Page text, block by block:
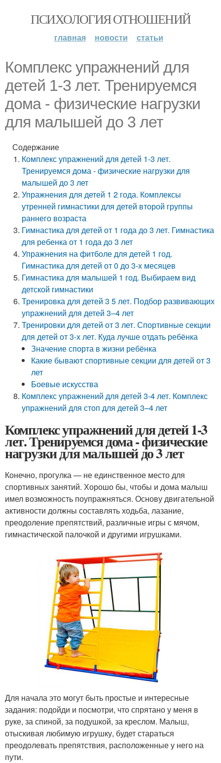
ПСИХОЛОГИЯ ОТНОШЕНИЙ
главная новости статьи
Комплекс упражнений для
детей 1-3 лет. Тренируемся
дома - физические нагрузки
для малышей до 3 лет
Содержание
Комплекс упражнений для детей 1-3 лет.
Тренируемся дома - физические нагрузки для
малышей до 3 лет
Упражнения для детей 1 2 года. Комплексы
утренней гимнастики для детей второй группы
раннего возраста
Гимнастика для детей от 1 года до 3 лет. Гимнастика
для ребенка от 1 года до 3 лет
Упражнения на фитболе для детей 1 год.
Гимнастика для детей от 0 до 3-х месяцев
Гимнастика для малышей 1 год. Выбираем вид
детской гимнастики
Тренировка для детей 3 5 лет. Подбор развивающих
упражнений для детей 3–4 лет
Тренировки для детей от 3 лет. Спортивные секции
для детей от 3-х лет. Куда лучше отдать ребёнка
Значение спорта в жизни ребёнка
Какие бывают спортивные секции для детей от 3
лет
Боевые искусства
Комплекс упражнений для детей 3-4 лет. Комплекс
упражнений для стоп для детей 3–4 лет
Комплекс упражнений для детей 1-3
лет. Тренируемся дома - физические
нагрузки для малышей до 3 лет
Конечно, прогулка — не единственное место для
спортивных занятий. Хорошо бы, чтобы и дома малыш
имел возможность поупражняться. Основу двигательной
активности должны составлять ходьба, лазание,
преодоление препятствий, различные игры с мячом,
гимнастической палочкой и другими игрушками.
Для начала это могут быть простые и интересные
задания: подойди и посмотри, что спрятано у меня в
руке, за спиной, за подушкой, за креслом. Малыш,
отыскивая любимую игрушку, будет стараться
преодолевать препятствия, расположенные у него на
пути.